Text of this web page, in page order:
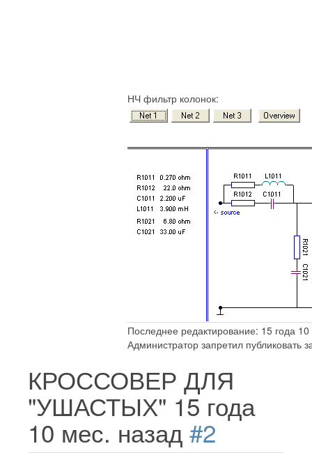
НЧ фильтр колонок:
Последнее редактирование: 15 года
Администратор запретил публиковать
КРОССОВЕР ДЛЯ
"УШАСТЫХ" 15 года
10 мес. назад #2